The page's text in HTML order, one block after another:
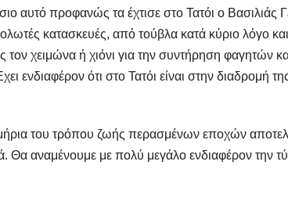
αυτό προφανώς τα έχτισε στο Τατόι ο Βασιλιάς
κατασκευές, από τούβλα κατά κύριο λόγο
χειμώνα ή χιόνι για την συντήρηση φαγητών
ενδιαφέρον ότι στο Τατόι είναι στην διαδρομή
του τρόπου ζωής περασμένων εποχών
Θα αναμένουμε με πολύ μεγάλο ενδιαφέρον την